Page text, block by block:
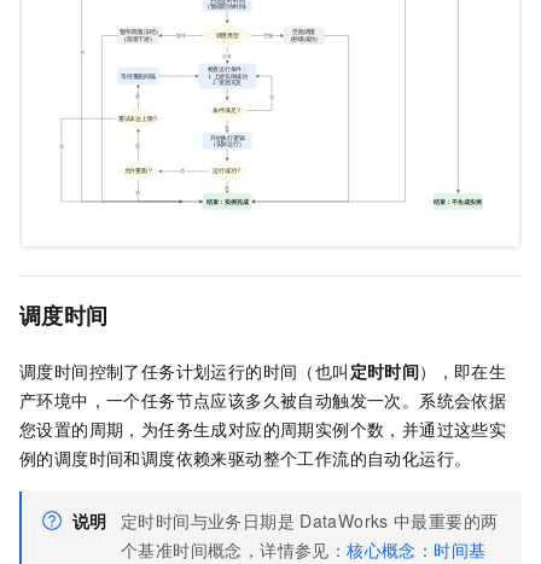
调度时间
调度时间控制了任务计划运行的时间（也叫 定时时间），即在生
产环境中，一个任务节点应该多久被自动触发一次。系统会依据
您设置的周期，为任务生成对应的周期实例个数，并通过这些实
例的调度时间和调度依赖来驱动整个工作流的自动化运行。
说明 定时时间与业务日期是 DataWorks 中最重要的两
个基准时间概念，详情参见：核心概念：时间基